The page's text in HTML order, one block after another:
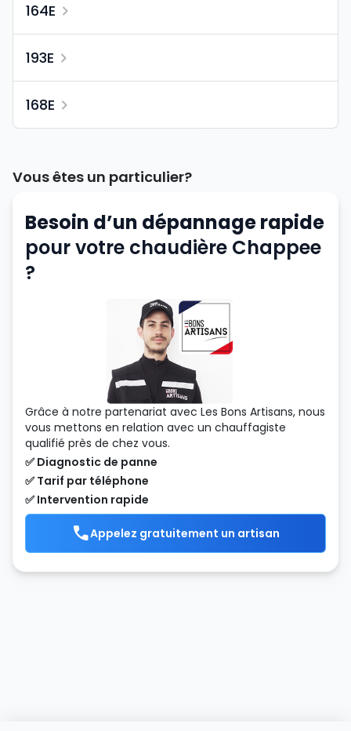
164E
193E
168E
Vous êtes un particulier?
Besoin d’un dépannage rapide
pour votre chaudière Chappee
?
Grâce à notre partenariat avec Les Bons Artisans, nous
vous mettons en relation avec un chauffagiste
qualifié près de chez vous.
✅ Diagnostic de panne
✅ Tarif par téléphone
✅ Intervention rapide
Appelez gratuitement un artisan